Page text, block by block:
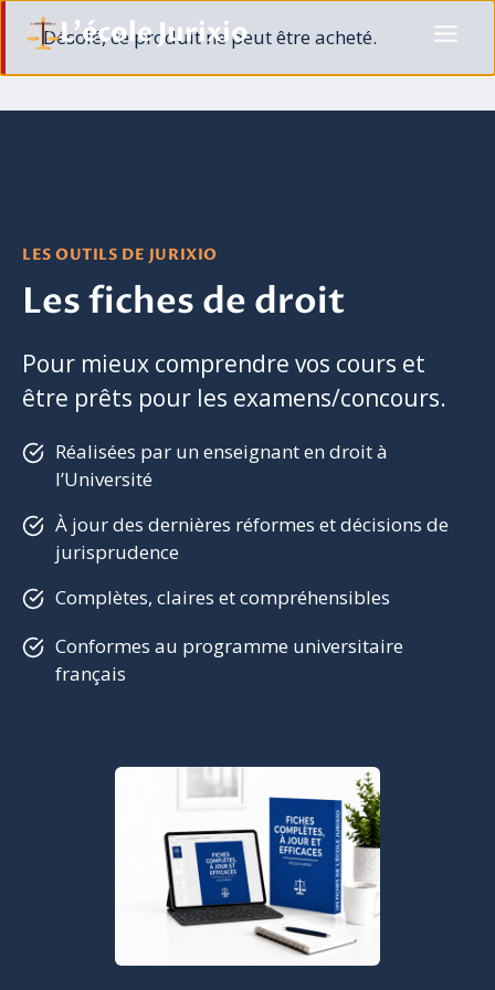
contenu
L'école Jurixio
Désolé, ce produit ne peut être acheté.
LES OUTILS DE JURIXIO
Les fiches de droit
Pour mieux comprendre vos cours et
être prêts pour les examens/concours.
Réalisées par un enseignant en droit à
l’Université
À jour des dernières réformes et décisions de
jurisprudence
Complètes, claires et compréhensibles
Conformes au programme universitaire
français